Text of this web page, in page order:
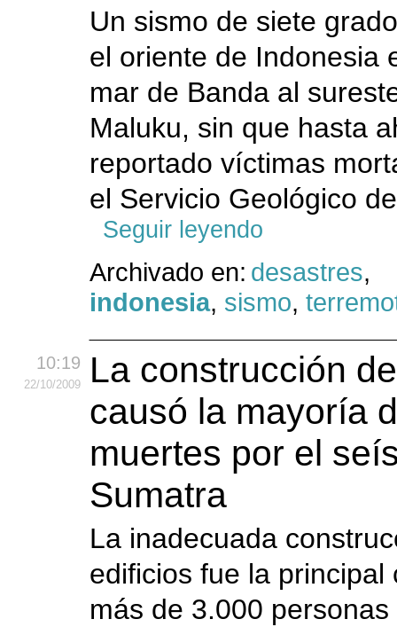
Un sismo de siete
el oriente de Indonesia
mar de Banda al
Maluku, sin que hasta
reportado víctimas
el Servicio Geológico
Seguir leyendo
Archivado en: desastres,
indonesia, sismo,
10:19
22/10/2009
La construcción
causó la mayoría
muertes por el
Sumatra
La inadecuada
edificios fue la principal
más de 3.000